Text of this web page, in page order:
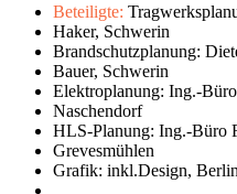
Beteiligte:
Haker, Schwerin
Brandschutzplanung:
Bauer, Schwerin
Elektroplanung: Ing.-
Naschendorf
HLS-Planung: Ing.-Büro
Grevesmühlen
Grafik: inkl.Design, Berlin